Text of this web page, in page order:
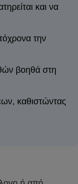
και να
την
βοηθά στη
καθιστώντας